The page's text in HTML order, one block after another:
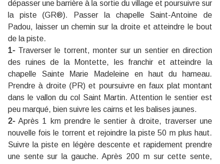
dépasser une barrière à la sortie du village et poursuivre sur
la piste (GR®). Passer la chapelle Saint-Antoine de
Padou, laisser un chemin sur la droite et atteindre le bout
de la piste.
1- Traverser le torrent, monter sur un sentier en direction
des ruines de la Montette, les franchir et atteindre la
chapelle Sainte Marie Madeleine en haut du hameau.
Prendre à droite (PR) et poursuivre en faux plat montant
dans le vallon du col Saint Martin. Attention le sentier est
peu marqué, bien suivre les cairns et les balises jaunes.
2- Après 1 km prendre le sentier à droite, traverser une
nouvelle fois le torrent et rejoindre la piste 50 m plus haut.
Suivre la piste en légère descente et rapidement prendre
une sente sur la gauche. Après 200 m sur cette sente,